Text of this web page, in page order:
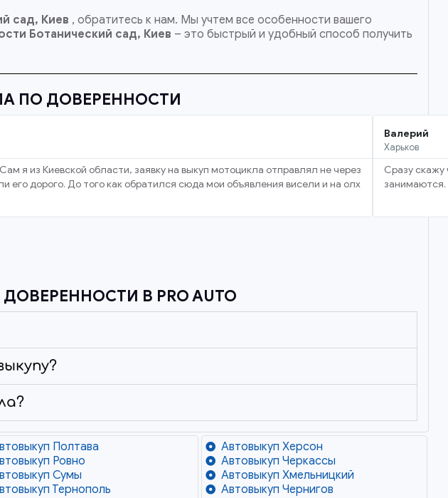
сад, Киев , обратитесь к нам. Мы учтем все особенности вашего
Ботанический сад, Киев – это быстрый и удобный способ получить
ПО ДОВЕРЕННОСТИ
я из Киевской области, заявку на выкуп мотоцикла отправлял не через
дорого. До того как обратился сюда мои объявления висели и на олх
Валерий
Харьков
Сразу скажу
занимаются.
В PRO AUTO
Полтава
Ровно
Сумы
Тернополь
Автовыкуп Херсон
Автовыкуп Черкассы
Автовыкуп Хмельницкий
Автовыкуп Чернигов